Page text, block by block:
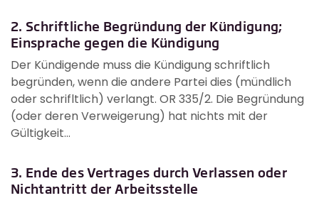
2. Schriftliche Begründung der Kündigung;
Einsprache gegen die Kündigung
Der Kündigende muss die Kündigung schriftlich
begründen, wenn die andere Partei dies (mündlich
oder schrifltlich) verlangt. OR 335/2. Die Begründung
(oder deren Verweigerung) hat nichts mit der
Gültigkeit...
3. Ende des Vertrages durch Verlassen oder
Nichtantritt der Arbeitsstelle